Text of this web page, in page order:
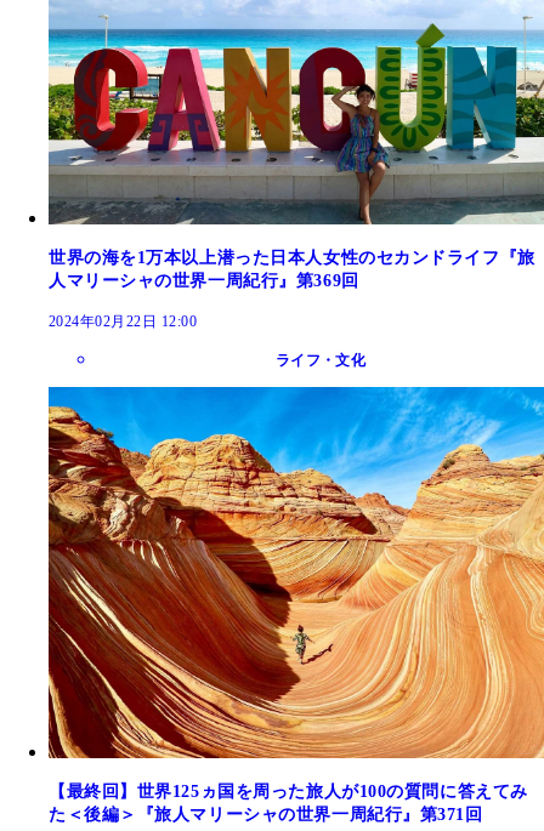
世界の海を1万本以上潜った日本人女性のセカンドライフ『旅
人マリーシャの世界一周紀行』第369回
2024年02月22日 12:00
ライフ・文化
【最終回】世界125ヵ国を周った旅人が100の質問に答えてみ
た＜後編＞『旅人マリーシャの世界一周紀行』第371回